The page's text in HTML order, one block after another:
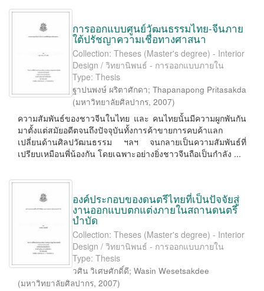
การออกแบบศูนย์วัฒนธรรมไทย-จีนภาย
ใต้ปรัชญาความเชื่อทางศาสนา
Collection: Theses (Master's degree) - Interior
Design / วิทยานิพนธ์ - การออกแบบภายใน
Type: Thesis
ฐาปนพงษ์ ผริตาศักดา; Thapanapong Pritasakda
(มหาวิทยาลัยศิลปากร, 2007)
ความสัมพันธ์ของชาวจีนในไทย และ คนไทยนั้นมีความผูกพันกัน
มาตั้งแต่สมัยอดีตจนถึงปัจจุบันทั้งการค้าขายการคบค้าแลก
เปลี่ยนด้านศิลปวัฒนธรรม ฯลฯ จนกลายเป็นความสัมพันธ์ที่
เปรียบเหมือนพี่น้องกัน โดยเฉพาะอย่างยิ่งชาวจีนถือเป็นกำลัง ...
องค์ประกอบของดนตรีไทยที่เป็นปัจจัยสู่
งานออกแบบตกแต่งภายในสถานดนตรี
บำบัด
Collection: Theses (Master's degree) - Interior
Design / วิทยานิพนธ์ - การออกแบบภายใน
Type: Thesis
วศิน วิเศษศักดิ์ดี; Wasin Wesetsakdee
(มหาวิทยาลัยศิลปากร, 2007)